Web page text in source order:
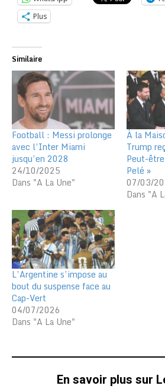
Plus
Similaire
Football : Messi prolonge
avec l’Inter Miami
jusqu’en 2028
24/10/2025
Dans "A La Une"
À la
Trump
Peut-
Pelé »
07/03/
Dans "A
L’Argentine s’impose au
bout du suspense face au
Cap-Vert
04/07/2026
Dans "A La Une"
En savoir plus sur